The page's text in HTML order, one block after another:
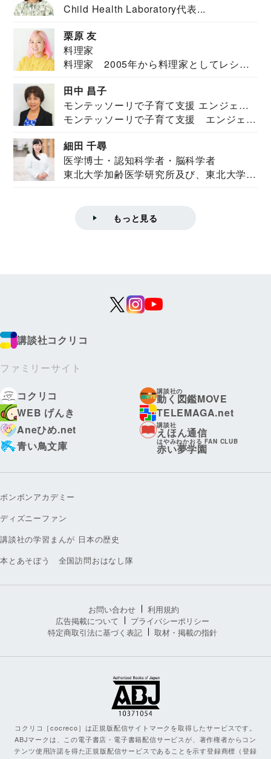
Child Health Laboratory代表...
栗原 友
料理家
料理家 2005年から料理家としてレシピ
田中 昌子
モンテッソーリで子育て支援 エンジェル
ズハウス研究所所長
モンテッソーリで子育て支援 エンジェル
細田 千尋
医学博士・認知科学者・脳科学者
東北大学加齢医学研究所及び、東北大学大
もっと見る
講談社コクリコ
ファミリーサイト
コクリコ
講談社の
動く図鑑MOVE
WEB げんき
TELEMAGA.net
Aneひめ.net
講談社
えほん通信
青い鳥文庫
はやみねかおる FAN CLUB
赤い夢学園
ボンボンアカデミー
ディズニーファン
講談社の学習まんが 日本の歴史
本とあそぼう 全国訪問おはなし隊
お問い合わせ
利用規約
広告掲載について
プライバシーポリシー
特定商取引法に基づく表記
取材・掲載の指針
コクリコ［cocreco］は正規版配信サイトマークを取得したサービスです。
ABJマークは、この電子書店・電子書籍配信サービスが、著作権者からコン
テンツ使用許諾を得た正規版配信サービスであることを示す登録商標（登録